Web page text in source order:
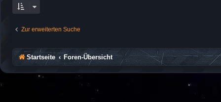
Zur erweiterten Suche
Startseite Foren-Übersicht